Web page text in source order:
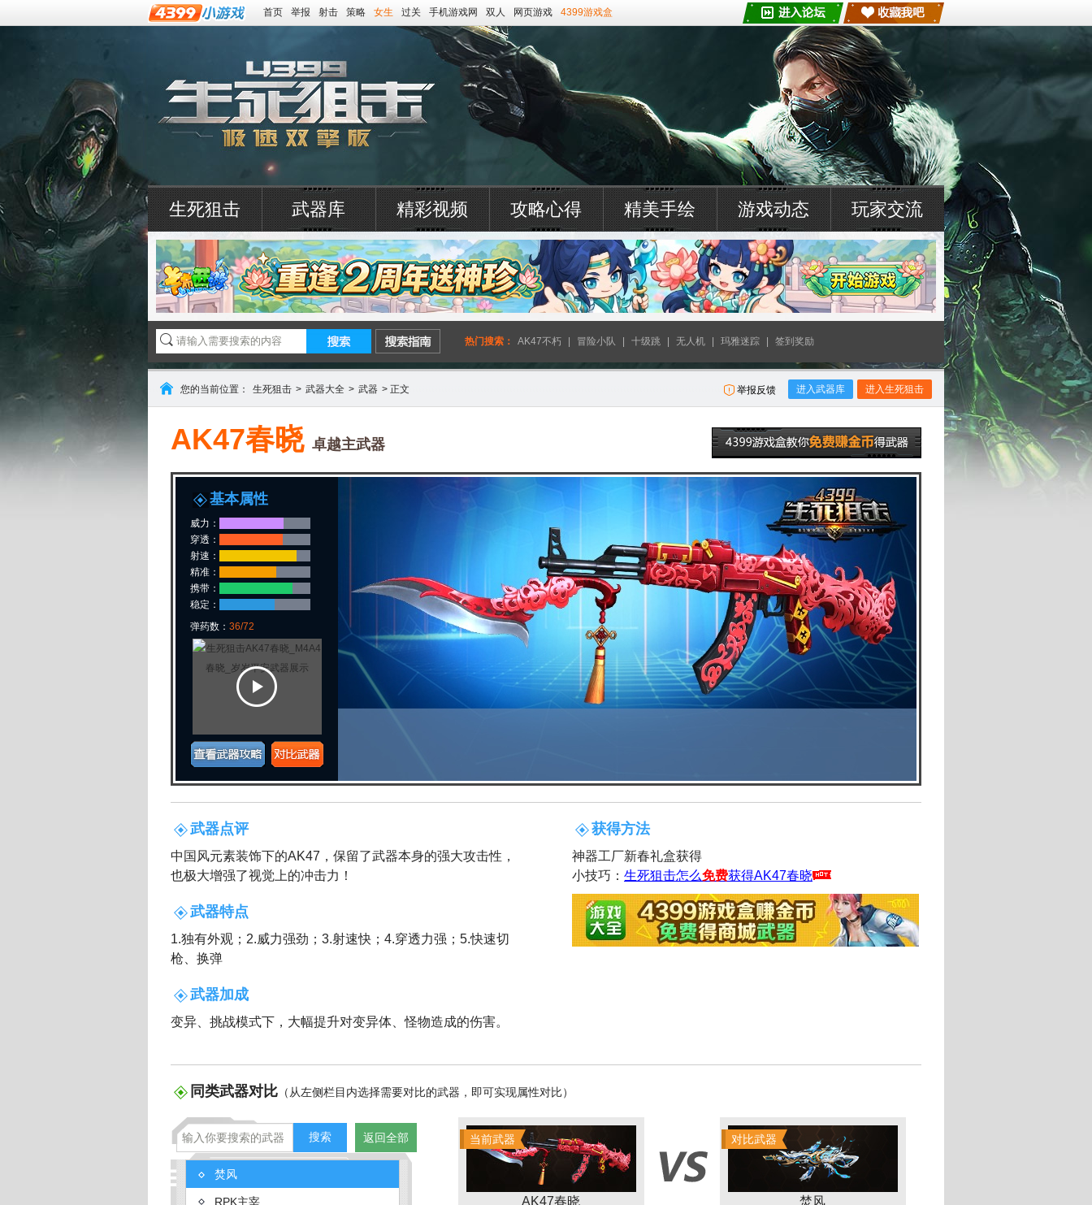
首页 举报 射击 策略 女生 过关 手机游戏网 双人 网页游戏 4399游戏盒
4399生死狙击
生死狙击 武器库 精彩视频 攻略心得 精美手绘 游戏动态 玩家交流
热门搜索： AK47不朽 冒险小队 十级跳 无人机 玛雅迷踪 签到奖励
您的当前位置： 生死狙击 > 武器大全 > 武器 > 正文 进入生死狙击
进入武器库
举报反馈
4399游戏盒教你免费赚金币得武
AK47春晓 卓越主武器
基本属性
威力：
穿透：
射速：
精准：
携带：
稳定：
弹药数： 36/72
武器点评
中国风元素装饰下的AK47，保留了武器本身的强大攻击性，
也极大增强了视觉上的冲击力！
武器特点
1.独有外观；2.威力强劲；3.射速快；4.穿透力强；5.快速切
枪、换弹
武器加成
变异、挑战模式下，大幅提升对变异体、怪物造成的伤害。
获得方法
神器工厂新春礼盒获得
小技巧： 生死狙击怎么免费获得AK47春晓
同类武器对比 （从左侧栏目内选择需要对比的武器，即可实现属性对比）
返回全部
焚风
RPK主宰
当前武器
AK47春晓
对比武器
焚风